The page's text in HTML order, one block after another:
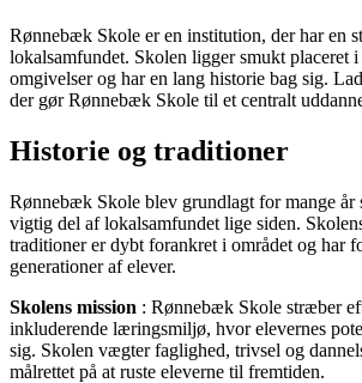
Rønnebæk Skole er en institution, der har en
lokalsamfundet. Skolen ligger smukt placeret
omgivelser og har en lang historie bag sig.
der gør Rønnebæk Skole til et centralt
Historie og traditioner
Rønnebæk Skole blev grundlagt for mange år
vigtig del af lokalsamfundet lige siden.
traditioner er dybt forankret i området og har
generationer af elever.
Skolens mission : Rønnebæk Skole stræber
inkluderende læringsmiljø, hvor elevernes
sig. Skolen vægter faglighed, trivsel og
målrettet på at ruste eleverne til fremtiden.